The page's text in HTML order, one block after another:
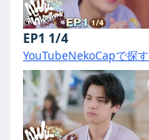
EP1 1/4
YouTubeNekoCapで探す